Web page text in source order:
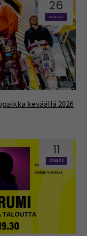
26
marras
keväällä 2026
11
maalis